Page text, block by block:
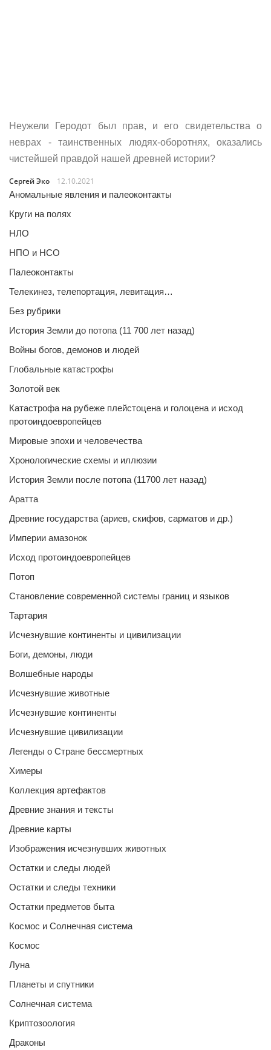
Неужели Геродот был прав, и его свидетельства о
неврах - таинственных людях-оборотнях, оказались
чистейшей правдой нашей древней истории?
Сергей Эко
12.10.2021
Аномальные явления и палеоконтакты
Круги на полях
НЛО
НПО и НСО
Палеоконтакты
Телекинез, телепортация, левитация…
Без рубрики
История Земли до потопа (11 700 лет назад)
Войны богов, демонов и людей
Глобальные катастрофы
Золотой век
Катастрофа на рубеже плейстоцена и голоцена и исход
протоиндоевропейцев
Мировые эпохи и человечества
Хронологические схемы и иллюзии
История Земли после потопа (11700 лет назад)
Аратта
Древние государства (ариев, скифов, сарматов и др.)
Империи амазонок
Исход протоиндоевропейцев
Потоп
Становление современной системы границ и языков
Тартария
Исчезнувшие континенты и цивилизации
Боги, демоны, люди
Волшебные народы
Исчезнувшие животные
Исчезнувшие континенты
Исчезнувшие цивилизации
Легенды о Стране бессмертных
Химеры
Коллекция артефактов
Древние знания и тексты
Древние карты
Изображения исчезнувших животных
Остатки и следы людей
Остатки и следы техники
Остатки предметов быта
Космос и Солнечная система
Космос
Луна
Планеты и спутники
Солнечная система
Криптозоология
Драконы